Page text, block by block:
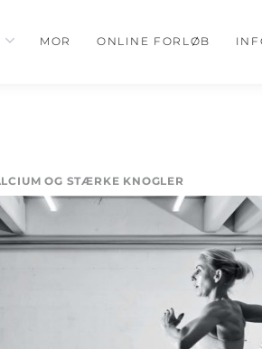
MOR ONLINE FORLØB
OG STÆRKE KNOGLER